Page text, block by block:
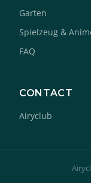
Garten
Spielzeug &
FAQ
CONTACT
Airyclub